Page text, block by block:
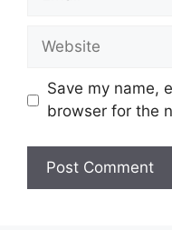
Website
Save my name,
browser for the